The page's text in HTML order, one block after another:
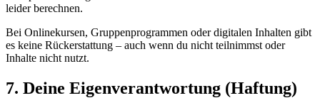
leider berechnen.
Bei Onlinekursen, Gruppenprogrammen oder digitalen Inhalten gibt
es keine Rückerstattung – auch wenn du nicht teilnimmst oder
Inhalte nicht nutzt.
7. Deine Eigenverantwortung (Haftung)